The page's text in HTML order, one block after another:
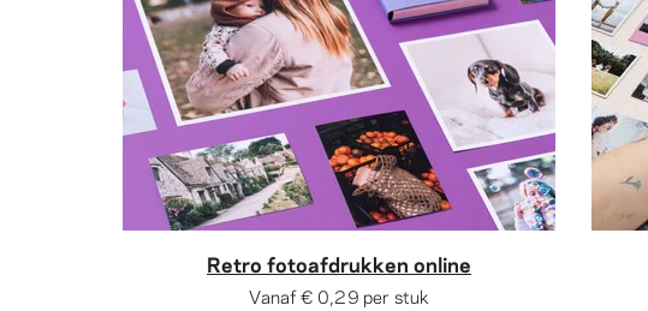
Retro fotoafdrukken online
Vanaf€ 0,29 per stuk